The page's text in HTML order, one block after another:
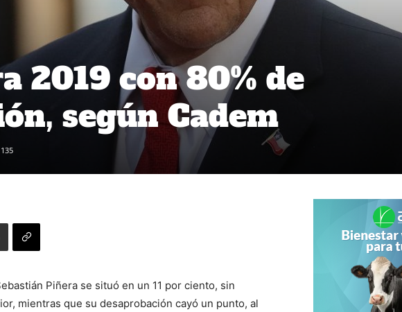
2019 con 80% de
según Cadem
135
Piñera se situó en un 11 por ciento, sin
mientras que su desaprobación cayó un punto, al